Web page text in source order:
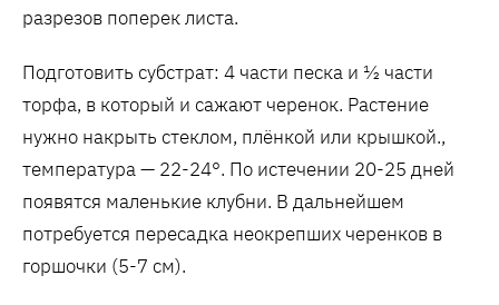
разрезов поперек листа.
Подготовить субстрат: 4 части песка и ½ части
торфа, в который и сажают черенок. Растение
нужно накрыть стеклом, плёнкой или крышкой.,
температура — 22-24°. По истечении 20-25 дней
появятся маленькие клубни. В дальнейшем
потребуется пересадка неокрепших черенков в
горшочки (5-7 см).